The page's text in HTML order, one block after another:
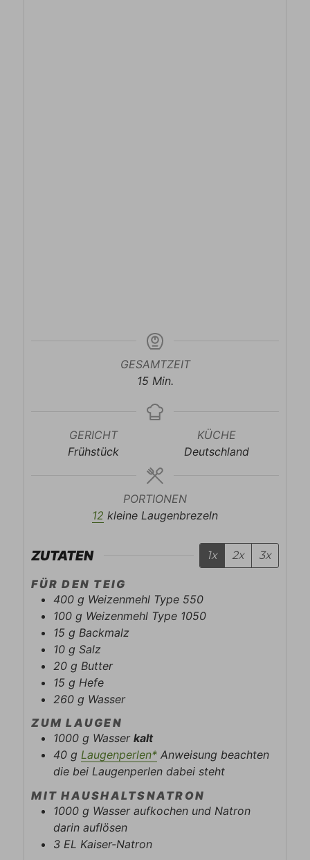
GESAMTZEIT
15Minuten
Min.
GERICHT
Frühstück
KÜCHE
Deutschland
PORTIONEN
12 kleine Laugenbrezeln
ZUTATEN 1x 2x 3x
FÜR DEN TEIG
400 g Weizenmehl Type 550
100 g Weizenmehl Type 1050
15 g Backmalz
10 g Salz
20 g Butter
15 g Hefe
260 g Wasser
ZUM LAUGEN
1000 g Wasserkalt
40 g Laugenperlen* Anweisung beachten
die bei Laugenperlen dabei steht
MIT HAUSHALTSNATRON
1000 g Wasser aufkochen und Natron
darin auflösen
3 EL Kaiser-Natron